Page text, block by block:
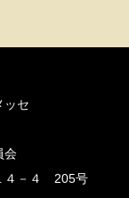
ッセ
会
４－４ 205号